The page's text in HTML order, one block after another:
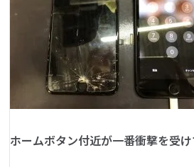
ホームボタン付近が一番衝撃を受け